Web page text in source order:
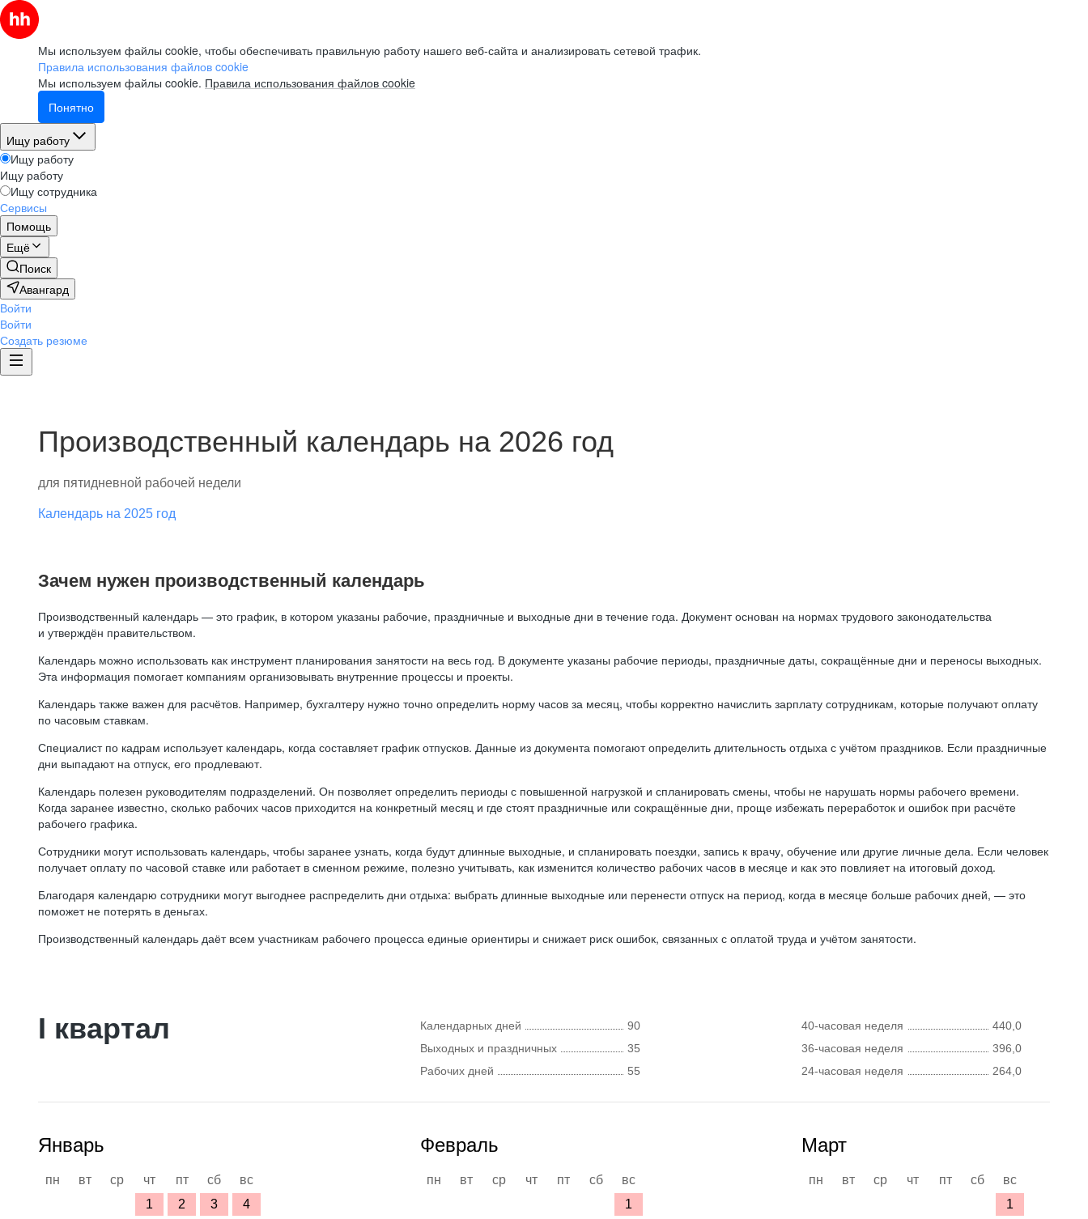
Мы используем файлы cookie, чтобы обеспечивать правильную работу нашего веб-сайта и анализировать сетевой трафик.
Правила использования файлов cookie
Мы используем файлы cookie. Правила использования файлов cookie
Понятно
Ищу работу
Ищу работу
Ищу работу
Ищу сотрудника
Сервисы
Помощь
Ещё
Поиск
Авангард
Войти
Войти
Создать резюме
Производственный календарь на 2026 год
для пятидневной рабочей недели
Календарь на 2025 год
Зачем нужен производственный календарь
Производственный календарь — это график, в котором указаны рабочие, праздничные и выходные дни в течение года. Документ основан на нормах трудового законодательства
и утверждён правительством.
Календарь можно использовать как инструмент планирования занятости на весь год. В документе указаны рабочие периоды, праздничные даты, сокращённые дни и переносы выходных.
Эта информация помогает компаниям организовывать внутренние процессы и проекты.
Календарь также важен для расчётов. Например, бухгалтеру нужно точно определить норму часов за месяц, чтобы корректно начислить зарплату сотрудникам, которые получают оплату
по часовым ставкам.
Специалист по кадрам использует календарь, когда составляет график отпусков. Данные из документа помогают определить длительность отдыха с учётом праздников. Если праздничные
дни выпадают на отпуск, его продлевают.
Календарь полезен руководителям подразделений. Он позволяет определить периоды с повышенной нагрузкой и спланировать смены, чтобы не нарушать нормы рабочего времени.
Когда заранее известно, сколько рабочих часов приходится на конкретный месяц и где стоят праздничные или сокращённые дни, проще избежать переработок и ошибок при расчёте
рабочего графика.
Сотрудники могут использовать календарь, чтобы заранее узнать, когда будут длинные выходные, и спланировать поездки, запись к врачу, обучение или другие личные дела. Если человек
получает оплату по часовой ставке или работает в сменном режиме, полезно учитывать, как изменится количество рабочих часов в месяце и как это повлияет на итоговый доход.
Благодаря календарю сотрудники могут выгоднее распределить дни отдыха: выбрать длинные выходные или перенести отпуск на период, когда в месяце больше рабочих дней, — это
поможет не потерять в деньгах.
Производственный календарь даёт всем участникам рабочего процесса единые ориентиры и снижает риск ошибок, связанных с оплатой труда и учётом занятости.
I квартал Календарных дней
90
Выходных и праздничных
35
Рабочих дней
55
40-часовая неделя
440,0
36-часовая неделя
396,0
24-часовая неделя
264,0
Январь
пн вт ср чт пт сб
вс
1
2 3
4
Февраль
пн вт ср чт пт сб
вс
1
Март
пн вт ср чт пт сб
вс
1